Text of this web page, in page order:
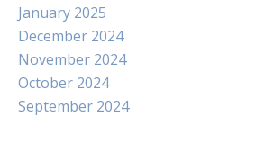
January 2025
December 2024
November 2024
October 2024
September 2024